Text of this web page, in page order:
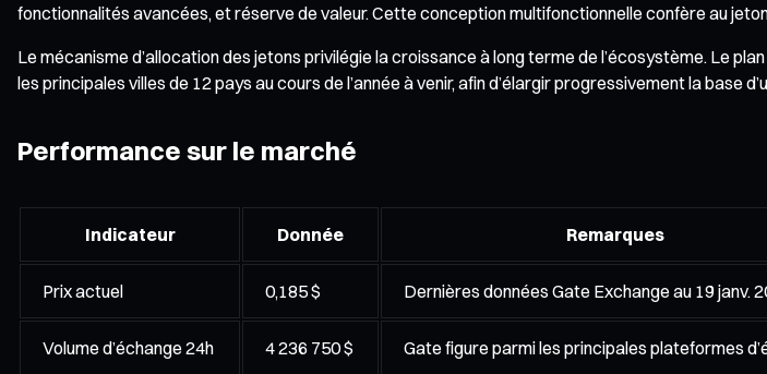
fonctionnalités avancées, et réserve de valeur. Cette conception multifonctionnelle confère au
Le mécanisme d’allocation des jetons privilégie la croissance à long terme de l’écosystème. Le
les principales villes de 12 pays au cours de l’année à venir, afin d’élargir progressivement la base
Performance sur le marché
Indicateur Donnée Remarques
Prix actuel 0,185 $ Dernières données Gate Exchange au 19 janv.
Volume d’échange 24h 4 236 750 $ Gate figure parmi les principales plateformes